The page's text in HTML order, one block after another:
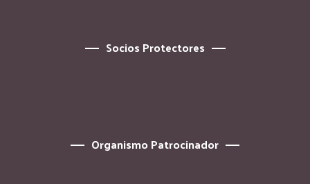
Socios Protectores
Organismo Patrocinador